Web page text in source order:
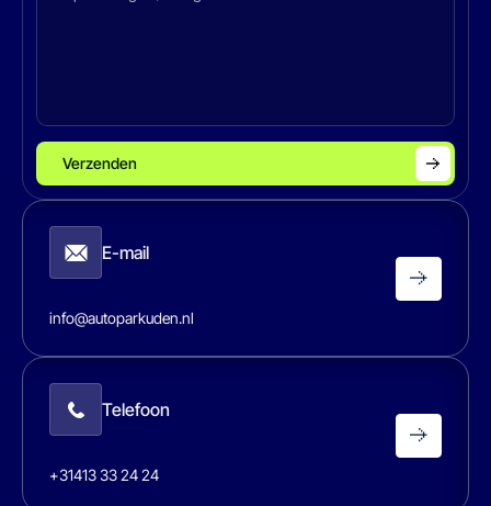
Verzenden
E-mail
info@autoparkuden.nl
Telefoon
+31413 33 24 24